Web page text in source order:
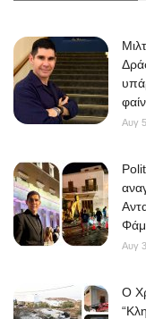
Αυγ
Αυγ
O